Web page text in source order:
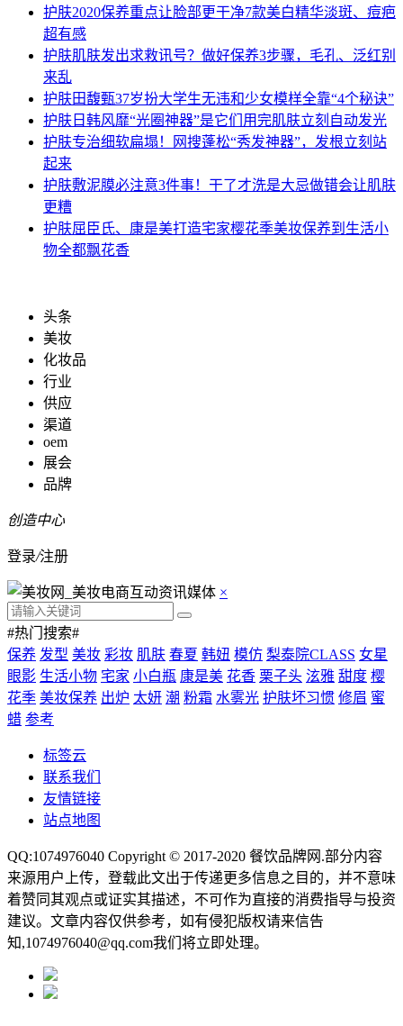
护肤2020保养重点让脸部更干净7款美白精华淡斑、痘疤
超有感
护肤肌肤发出求救讯号？做好保养3步骤，毛孔、泛红别
来乱
护肤田馥甄37岁扮大学生无违和少女模样全靠“4个秘诀”
护肤 日韩风靡“光圈神器”是它们用完肌肤立刻自动发光
护肤专治细软扁塌！网搜蓬松“秀发神器”，发根立刻站
起来
护肤敷泥膜必注意3件事！干了才洗是大忌做错会让肌肤
更糟
护肤屈臣氏、康是美打造宅家樱花季美妆保养到生活小
物全都飘花香
头条
美妆
化妆品
行业
供应
渠道
oem
展会
品牌
创造中心
登录/注册
×
#热门搜索#
保养 发型 美妆 彩妆 肌肤 春夏 韩妞 模仿 梨泰院CLASS 女星
眼影 生活小物 宅家 小白瓶 康是美 花香 栗子头 泫雅 甜度 樱
花季 美妆保养 出炉 太妍 潮 粉霜 水雾光 护肤坏习惯 修眉 蜜
蜡 参考
标签云
联系我们
友情链接
站点地图
QQ:1074976040 Copyright © 2017-2020 餐饮品牌网 .部分内容
来源用户上传，登载此文出于传递更多信息之目的，并不意味
着赞同其观点或证实其描述，不可作为直接的消费指导与投资
建议。文章内容仅供参考，如有侵犯版权请来信告
知,1074976040@qq.com我们将立即处理。